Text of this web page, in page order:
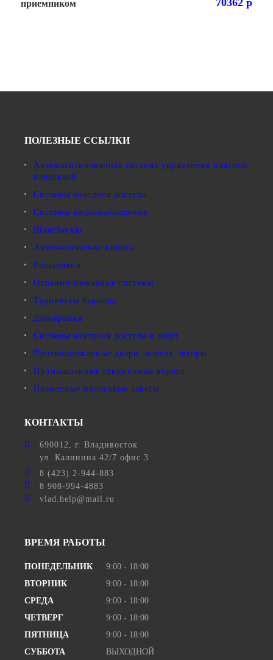
приемником
ПОЛЕЗНЫЕ ССЫЛКИ
Автоматизированная система управления платной
парковкой
Системы контроля доступа
Системы видеонаблюдения
Шлагбаумы
Автоматические ворота
Рольставни
Охранно-пожарные системы
Турникеты барьеры
Домофония
Системы контроля доступа в лифт
Противопожарные двери, ворота, шторы
Промышленные секционные ворота
Пленочные полосовые завесы
КОНТАКТЫ
690012 , г. Владивосток
ул. Калинина 42/7 офис 3
8 (423) 2-944-883
8 908-994-4883
vlad.help@mail.ru
ВРЕМЯ РАБОТЫ
ПОНЕДЕЛЬНИК
9:00 - 18:00
ВТОРНИК
9:00 - 18:00
СРЕДА
9:00 - 18:00
ЧЕТВЕРГ
9:00 - 18:00
ПЯТНИЦА
9:00 - 18:00
СУББОТА
ВЫХОДНОЙ